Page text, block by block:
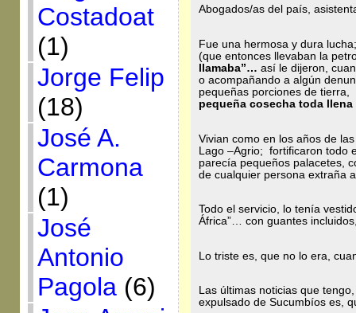
Costadoat
(1)
Jorge Felip
(18)
José A.
Carmona
(1)
José
Antonio
Pagola(6)
Abogados/as del país,
Fue una hermosa y dura
(que entonces llevaban la
llamaba”… así le dijeron,
o acompañando a algún
pequeñas porciones de
pequeña cosecha toda
Vivian como en los años de
Lago –Agrio; fortificaron todo
parecía pequeños palacetes,
de cualquier persona extraña
Todo el servicio, lo tenía
África”… con guantes
Lo triste es, que no lo era,
Las últimas noticias que
expulsado de Sucumbíos es,